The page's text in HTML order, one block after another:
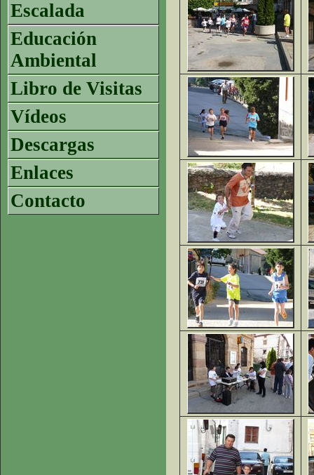
Escalada
Educación
Ambiental
Libro de Visitas
Vídeos
Descargas
Enlaces
Contacto